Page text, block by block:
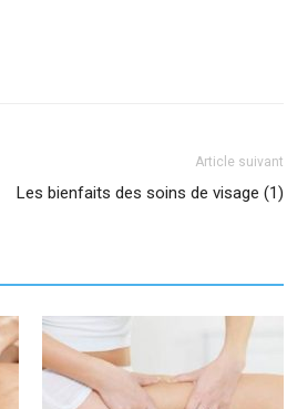
Article suivant
Les bienfaits des soins de visage (1)